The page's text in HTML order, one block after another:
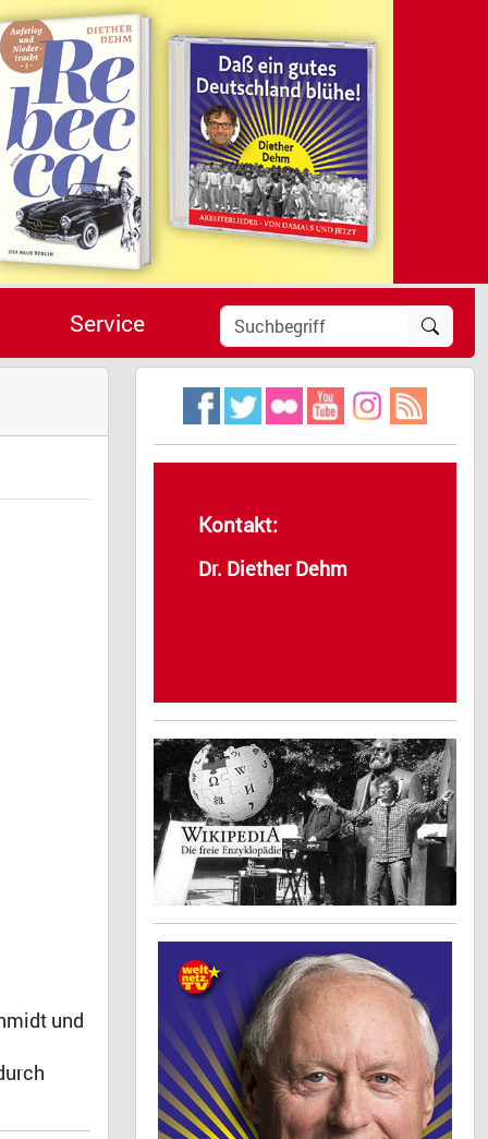
Service
und
Kontakt:
Dr. Diether Dehm